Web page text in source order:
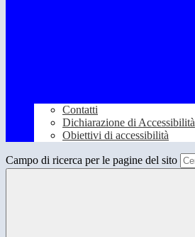
Contatti
Dichiarazione di Accessibilità
Obiettivi di accessibilità
Campo di ricerca per le pagine del sito